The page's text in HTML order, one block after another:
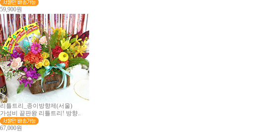
59,900원
리틀트리_종이방향제(서울)
가성비 끝판왕 리틀트리! 방향..
67,000원